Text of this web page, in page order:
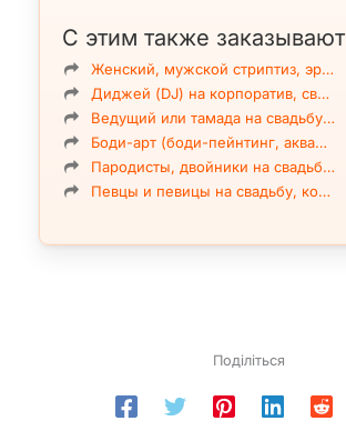
С этим также заказывают
Женский, мужской стриптиз, эр…
Диджей (DJ) на корпоратив, св…
Ведущий или тамада на свадьбу…
Боди-арт (боди-пейнтинг, аква…
Пародисты, двойники на свадьб…
Певцы и певицы на свадьбу, ко…
Поділіться